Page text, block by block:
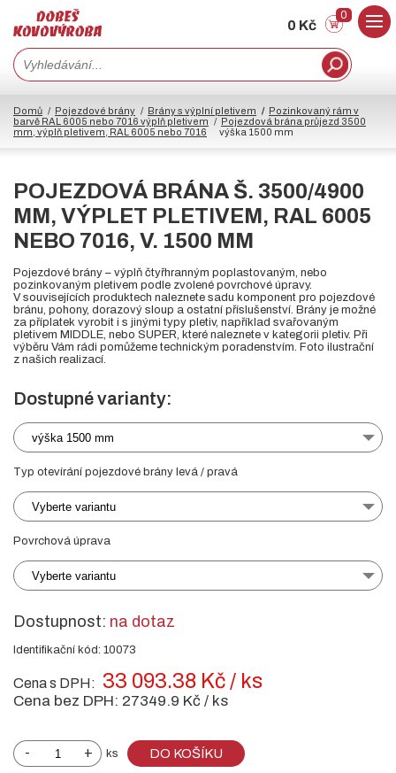
0 Kč
0
Domů Pojezdové brány Brány s výplní pletivem
Pozinkovaný rám v
barvě RAL 6005 nebo 7016 výplň pletivem
Pojezdová brána průjezd 3500
mm, výplň pletivem, RAL 6005 nebo 7016
výška 1500 mm
POJEZDOVÁ BRÁNA Š. 3500/4900
MM, VÝPLET PLETIVEM, RAL 6005
NEBO 7016, V. 1500 MM
Pojezdové brány – výplň čtyřhranným poplastovaným, nebo
pozinkovaným pletivem podle zvolené povrchové úpravy.
V souvisejících produktech naleznete sadu komponent pro pojezdové
bránu, pohony, dorazový sloup a ostatní příslušenství. Brány je možné
za příplatek vyrobit i s jinými typy pletiv, například svařovaným
pletivem MIDDLE, nebo SUPER, které naleznete v kategorii pletiv. Při
výběru Vám rádi pomůžeme technickým poradenstvím. Foto ilustrační
z našich realizací.
Dostupné varianty:
výška 1500 mm
Typ otevírání pojezdové brány levá / pravá
Vyberte variantu
Povrchová úprava
Vyberte variantu
Dostupnost: na dotaz
Identifikační kód: 10073
Cena s DPH: 33 093.38 Kč / ks
Cena bez DPH: 27349.9 Kč / ks
- + ks DO KOŠÍKU